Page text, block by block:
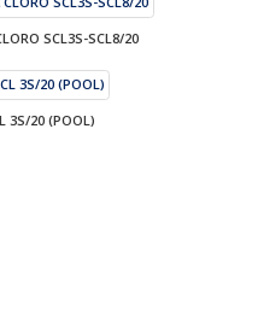
SCL3S-SCL8/20
3S/20 (POOL)